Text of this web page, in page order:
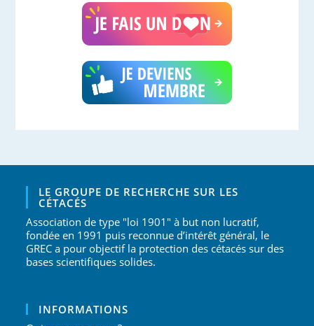
LE GROUPE DE RECHERCHE SUR LES
CÉTACÉS
Association de type "loi 1901" à but non lucratif,
fondée en 1991 puis reconnue d’intérêt général, le
GREC a pour objectif la protection des cétacés sur des
bases scientifiques solides.
INFORMATIONS